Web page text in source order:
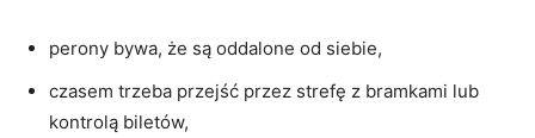
perony bywa, że są oddalone od siebie,
czasem trzeba przejść przez strefę z bramkami lub
kontrolą biletów,